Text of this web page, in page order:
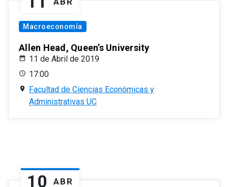
Macroeconomía
Allen Head, Queen’s University
11 de Abril de 2019
17:00
Facultad de Ciencias Económicas y
Administrativas UC
10 ABR